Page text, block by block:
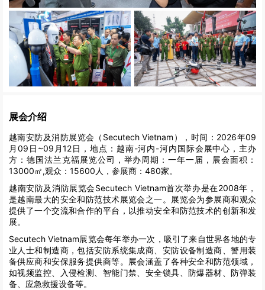
展会介绍
越南安防及消防展览会（Secutech Vietnam），时间：2026年09
月09日~09月12日，地点：越南-河内-河内国际会展中心，主办
方：德国法兰克福展览公司，举办周期：一年一届，展会面积：
13000㎡,观众：15600人，参展商：480家。
越南安防及消防展览会Secutech Vietnam首次举办是在2008年，
是越南最大的安全和防范技术展览会之一。展览会为参展商和观众
提供了一个交流和合作的平台，以推动安全和防范技术的创新和发
展。
Secutech Vietnam展览会每年举办一次，吸引了来自世界各地的专
业人士和制造商，包括安防系统集成商、安防设备制造商、警用装
备供应商和安保服务提供商等。展会涵盖了各种安全和防范领域，
如视频监控、入侵检测、智能门禁、安全锁具、防爆器材、防弹装
备、应急救援设备等。